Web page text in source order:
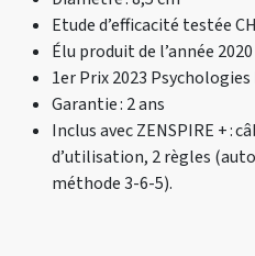
Etude d’efficacité testée
Élu produit de l’année 2020
1er Prix 2023
Garantie : 2 ans
Inclus avec ZENSPIRE + :
d’utilisation, 2 règles
méthode 3-6-5).